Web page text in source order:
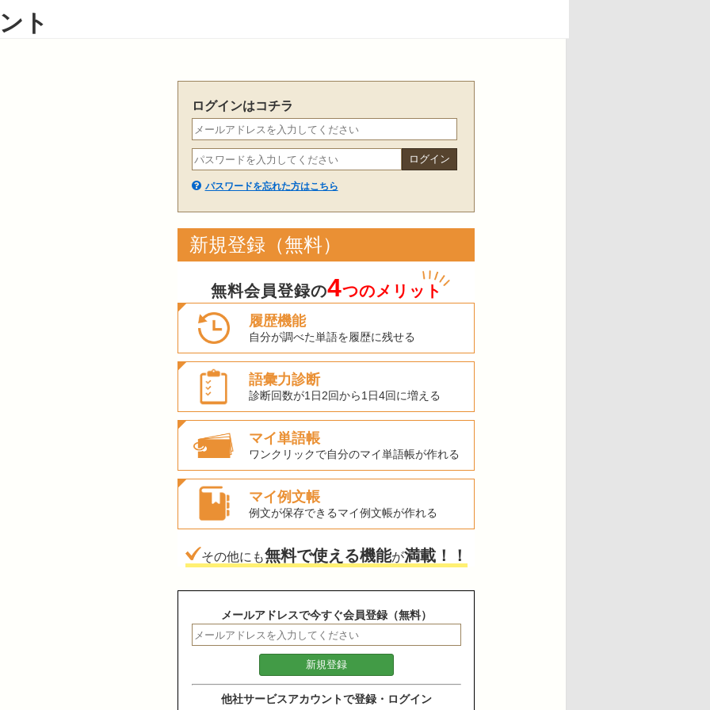
ト
ログインはコチラ
パスワードを忘れた方はこちら
新規登録（無料）
無料会員登録の4つのメリット
履歴機能
自分が調べた単語を履歴に残せる
語彙力診断
診断回数が1日2回から1日4回に増える
マイ単語帳
ワンクリックで自分のマイ単語帳が作れる
マイ例文帳
例文が保存できるマイ例文帳が作れる
その他にも無料で使える機能が満載！！
メールアドレスで今すぐ会員登録（無料）
他社サービスアカウントで登録・ログイン